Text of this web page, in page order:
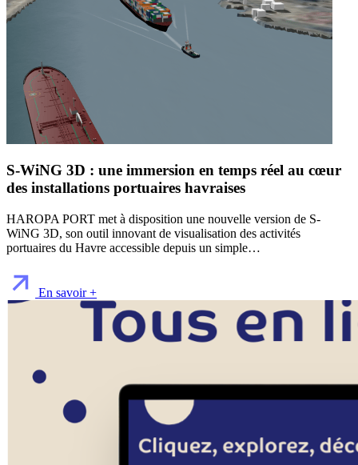
S-WiNG 3D : une immersion en temps réel au cœur
des installations portuaires havraises
HAROPA PORT met à disposition une nouvelle version de S-
WiNG 3D, son outil innovant de visualisation des activités
portuaires du Havre accessible depuis un simple…
En savoir +